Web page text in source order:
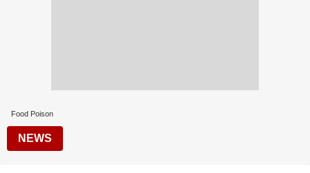
Food Poison
NEWS